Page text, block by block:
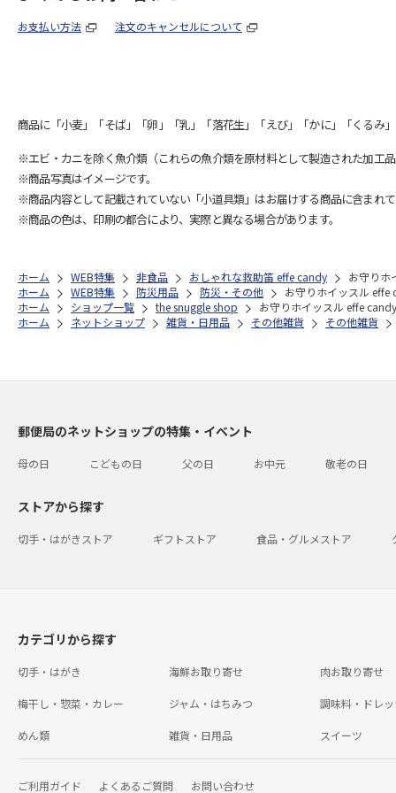
お支払い方法 注文のキャンセルについて
商品に「小麦」「そば」「卵」「乳」「落花生」「えび」「かに」「くるみ
※エビ・カニを除く魚介類（これらの魚介類を原材料として製造された加工
※商品写真はイメージです。
※商品内容として記載されていない「小道具類」はお届けする商品に含まれて
※商品の色は、印刷の都合により、実際と異なる場合があります。
ホーム WEB特集 非食品 おしゃれな救助笛 effe candy
お守りホ
ホーム
WEB特集 防災用品 防災・その他
お守りホイッスル effe
ホーム
ショップ一覧 the snuggle shop
お守りホイッスル effe
ホーム
ネットショップ 雑貨・日用品 その他雑貨 その他雑貨
郵便局のネットショップの特集・イベント
母の日 こどもの日 父の日 お中元 敬老の日
ストアから探す
切手・はがきストア ギフトストア 食品・グルメストア
カテゴリから探す
切手・はがき 海鮮お取り寄せ 肉お取り寄せ
梅干し・惣菜・カレー ジャム・はちみつ 調味料・ドレ
めん類 雑貨・日用品 スイーツ
ご利用ガイド よくあるご質問 お問い合わせ